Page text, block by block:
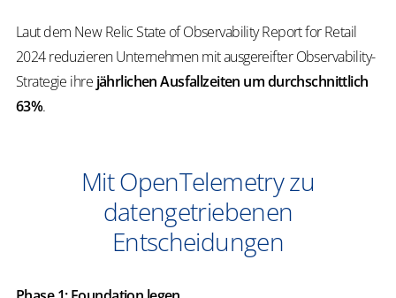
Laut dem New Relic State of Observability Report for Retail
2024 reduzieren Unternehmen mit ausgereifter Observability-
Strategie ihre jährlichen Ausfallzeiten um durchschnittlich
63%.
Mit OpenTelemetry zu
datengetriebenen
Entscheidungen